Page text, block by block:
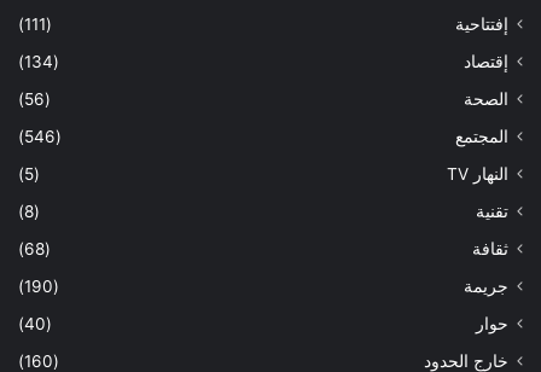
إفتتاحية
(111)
إقتصاد
(134)
الصحة
(56)
المجتمع
(546)
النهار TV
(5)
تقنية
(8)
ثقافة
(68)
جريمة
(190)
حوار
(40)
خارج الحدود
(160)